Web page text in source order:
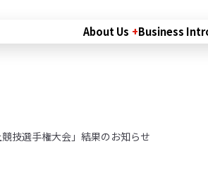
About Us Business
技選手権大会」結果のお知らせ